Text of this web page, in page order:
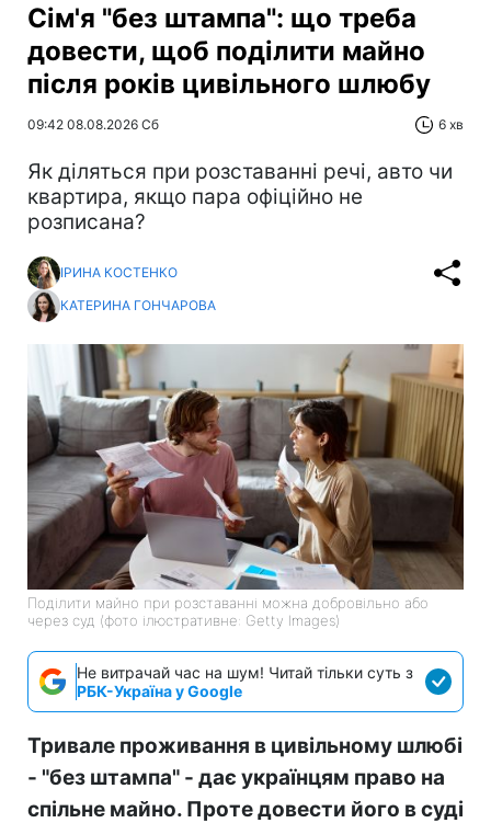
Сім'я "без штампа": що треба
довести, щоб поділити майно
після років цивільного шлюбу
09:42 08.08.2026 Сб 6 хв
Як діляться при розставанні речі, авто чи
квартира, якщо пара офіційно не
розписана?
ІРИНА КОСТЕНКО
КАТЕРИНА ГОНЧАРОВА
Поділити майно при розставанні можна добровільно або
через суд (фото ілюстративне: Getty Images)
Не витрачай час на шум! Читай тільки суть з
РБК-Україна у Google
Тривале проживання в цивільному шлюбі
- "без штампа" - дає українцям право на
спільне майно. Проте довести його в суді